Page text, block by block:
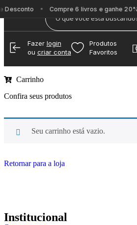
Desconto Compre 6 livros e ganhe
Fazer login
ou criar conta
Produtos
Favoritos
Carrinho
Confira seus produtos
Seu carrinho está vazio.
Retornar para a loja
Institucional